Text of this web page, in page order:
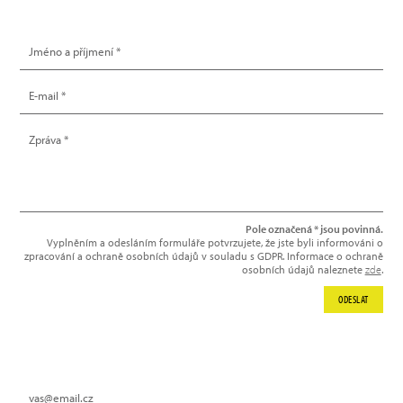
Pole označená * jsou povinná.
Vyplněním a odesláním formuláře potvrzujete, že jste byli informováni o
zpracování a ochraně osobních údajů v souladu s GDPR. Informace o ochraně
osobních údajů naleznete zde.
ODESLAT